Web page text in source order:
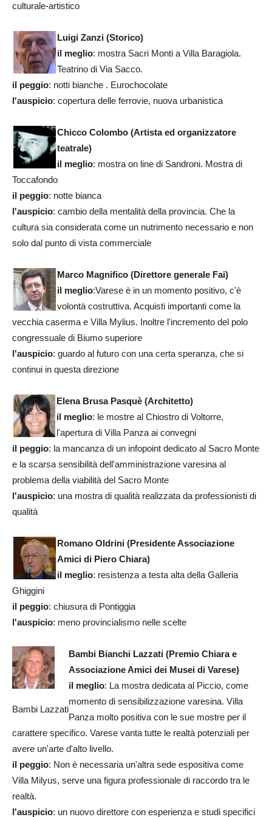
culturale-artistico
Luigi Zanzi (Storico)
il meglio: mostra Sacri Monti a Villa Baragiola.
Teatrino di Via Sacco.
il peggio: notti bianche . Eurochocolate
l'auspicio: copertura delle ferrovie, nuova urbanistica
Chicco Colombo (Artista ed organizzatore
teatrale)
il meglio: mostra on line di Sandroni. Mostra di
Toccafondo
il peggio: notte bianca
l'auspicio: cambio della mentalità della provincia. Che la
cultura sia considerata come un nutrimento necessario e non
solo dal punto di vista commerciale
Marco Magnifico (Direttore generale Fai)
il meglio:Varese è in un momento positivo, c'è
volontà costruttiva. Acquisti importanti come la
vecchia caserma e Villa Mylius. Inoltre l'incremento del polo
congressuale di Biumo superiore
l'auspicio: guardo al futuro con una certa speranza, che si
continui in questa direzione
Elena Brusa Pasquè (Architetto)
il meglio: le mostre al Chiostro di Voltorre,
l'apertura di Villa Panza ai convegni
il peggio: la mancanza di un infopoint dedicato al Sacro Monte
e la scarsa sensibilità dell'amministrazione varesina al
problema della viabilità del Sacro Monte
l'auspicio: una mostra di qualità realizzata da professionisti di
qualità
Romano Oldrini (Presidente Associazione
Amici di Piero Chiara)
il meglio: resistenza a testa alta della Galleria
Ghiggini
il peggio: chiusura di Pontiggia
l'auspicio: meno provincialismo nelle scelte
Bambi Lazzati
Bambi Bianchi Lazzati (Premio Chiara e
Associazione Amici dei Musei di Varese)
il meglio: La mostra dedicata al Piccio, come
momento di sensibilizzazione varesina. Villa
Panza molto positiva con le sue mostre per il
carattere specifico. Varese vanta tutte le realtà potenziali per
avere un'arte d'alto livello.
il peggio: Non è necessaria un'altra sede espositiva come
Villa Milyus, serve una figura professionale di raccordo tra le
realtà.
l'auspicio: un nuovo direttore con esperienza e studi specifici